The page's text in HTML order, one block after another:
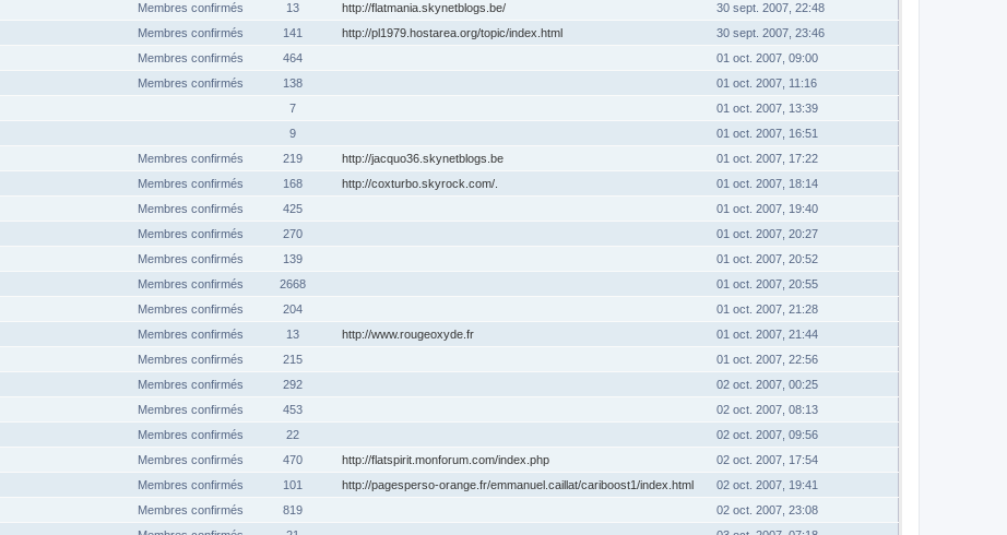
Membres confirmés
13 http://flatmania.skynetblogs.be/
30 sept. 2007, 22:48
Membres confirmés
141 http://pl1979.hostarea.org/topic/index.html
30 sept. 2007, 23:46
Membres confirmés
464
01 oct. 2007, 09:00
Membres confirmés
138
01 oct. 2007, 11:16
7
01 oct. 2007, 13:39
9
01 oct. 2007, 16:51
Membres confirmés
219 http://jacquo36.skynetblogs.be
01 oct. 2007, 17:22
Membres confirmés
168 http://coxturbo.skyrock.com/.
01 oct. 2007, 18:14
Membres confirmés
425
01 oct. 2007, 19:40
Membres confirmés
270
01 oct. 2007, 20:27
Membres confirmés
139
01 oct. 2007, 20:52
Membres confirmés
2668
01 oct. 2007, 20:55
Membres confirmés
204
01 oct. 2007, 21:28
Membres confirmés
13 http://www.rougeoxyde.fr
01 oct. 2007, 21:44
Membres confirmés
215
01 oct. 2007, 22:56
Membres confirmés
292
02 oct. 2007, 00:25
Membres confirmés
453
02 oct. 2007, 08:13
Membres confirmés
22
02 oct. 2007, 09:56
Membres confirmés
470 http://flatspirit.monforum.com/index.php
02 oct. 2007, 17:54
Membres confirmés
101 http://pagesperso-orange.fr/emmanuel.caillat/cariboost1/index.html
02 oct. 2007, 19:41
Membres confirmés
819
02 oct. 2007, 23:08